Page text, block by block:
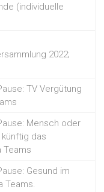
(individuelle
2022;
TV Vergütung
Mensch oder
das
Teams
Gesund im
Teams.